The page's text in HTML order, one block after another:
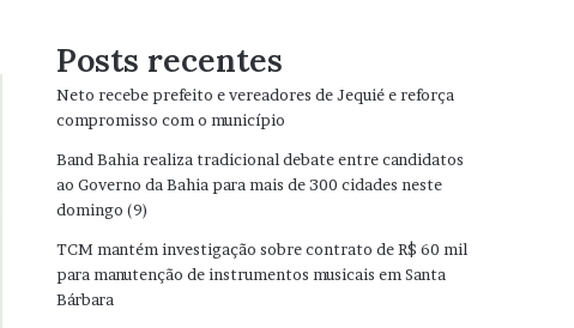
Posts recentes
Neto recebe prefeito e vereadores de Jequié e reforça
compromisso com o município
Band Bahia realiza tradicional debate entre candidatos
ao Governo da Bahia para mais de 300 cidades neste
domingo (9)
TCM mantém investigação sobre contrato de R$ 60 mil
para manutenção de instrumentos musicais em Santa
Bárbara